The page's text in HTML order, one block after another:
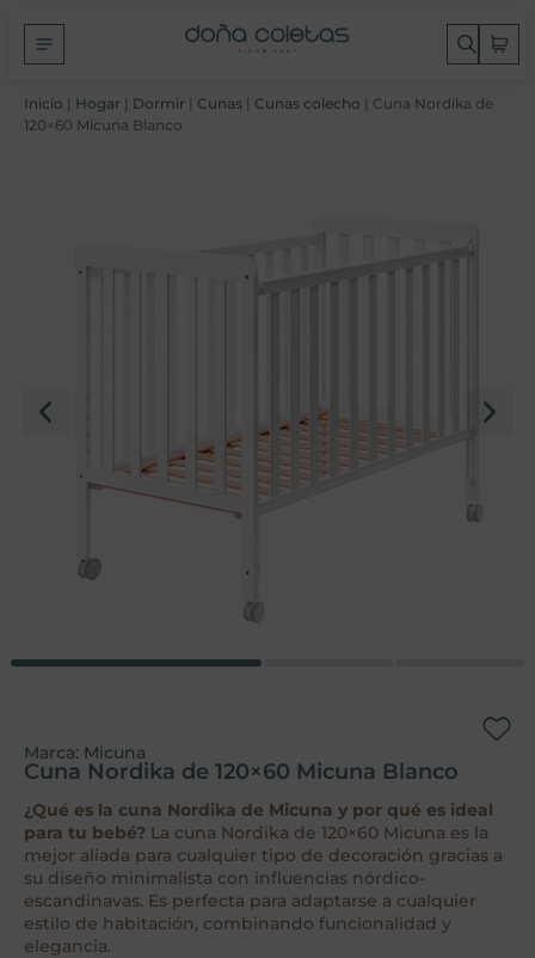
Inicio | Hogar | Dormir | Cunas | Cunas colecho | Cuna Nordika de
120×60 Micuna Blanco
Marca: Micuna
Cuna Nordika de 120×60 Micuna Blanco
¿Qué es la cuna Nordika de Micuna y por qué es ideal
para tu bebé? La cuna Nordika de 120×60 Micuna es la
mejor aliada para cualquier tipo de decoración gracias a
su diseño minimalista con influencias nórdico-
escandinavas. Es perfecta para adaptarse a cualquier
estilo de habitación, combinando funcionalidad y
elegancia.